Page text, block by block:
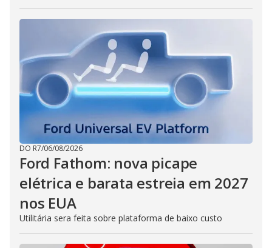
DO R7/06/08/2026
Ford Fathom: nova picape
elétrica e barata estreia em 2027
nos EUA
Utilitária sera feita sobre plataforma de baixo custo